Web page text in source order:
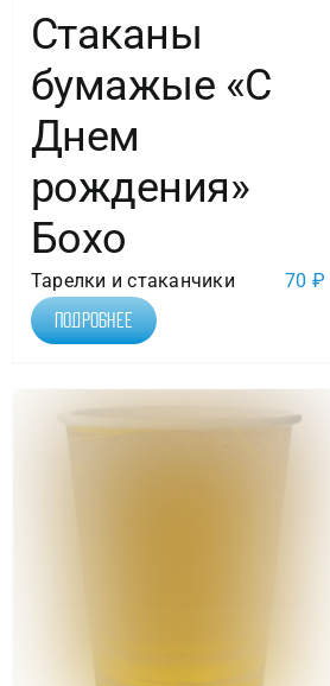
Стаканы
бумажые «С
Днем
рождения»
Бохо
Тарелки и стаканчики 70 ₽
Подробнее